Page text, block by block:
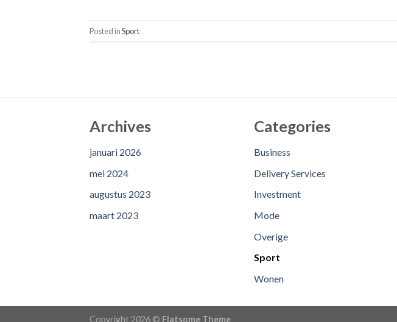
Posted inSport
Archives
januari 2026
mei 2024
augustus 2023
maart 2023
Categories
Business
Delivery Services
Investment
Mode
Overige
Sport
Wonen
Copyright 2026 © Flatsome Theme